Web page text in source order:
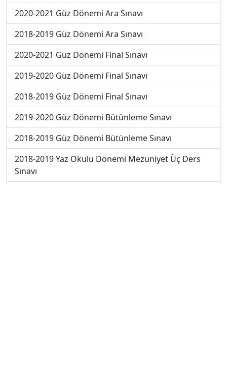
2020-2021 Güz Dönemi Ara Sınavı
2018-2019 Güz Dönemi Ara Sınavı
2020-2021 Güz Dönemi Final Sınavı
2019-2020 Güz Dönemi Final Sınavı
2018-2019 Güz Dönemi Final Sınavı
2019-2020 Güz Dönemi Bütünleme Sınavı
2018-2019 Güz Dönemi Bütünleme Sınavı
2018-2019 Yaz Okulu Dönemi Mezuniyet Üç Ders
Sınavı